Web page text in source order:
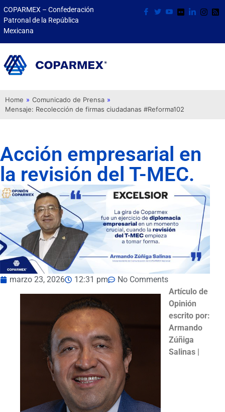
COPARMEX – Confederación
Patronal de la República
Mexicana
Home » Comunicado de Prensa »
Mensaje: Recolección de firmas ciudadanas #Reforma102
Acción empresarial en
la revisión del T-MEC.
marzo 23, 2026 12:31 pm
No Comments
Artículo de
Opinión
escrito por:
Armando
Zúñiga
Salinas |